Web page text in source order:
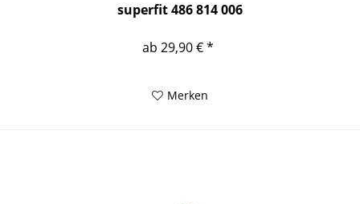
superfit 486 814 006
ab 29,90 € *
Merken